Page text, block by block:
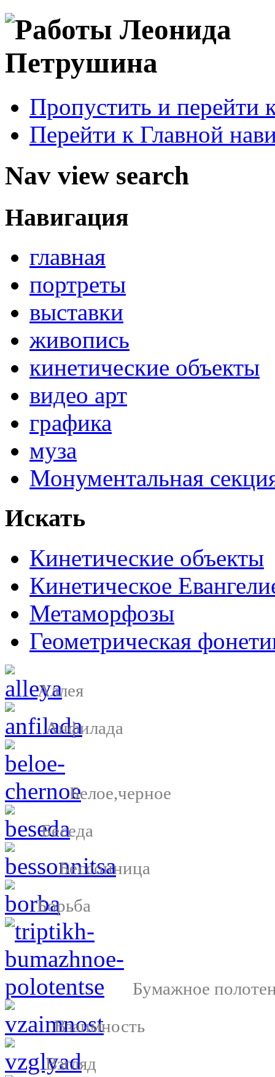
Пропустить и перейти
Перейти к Главной
Nav view search
Навигация
главная
портреты
выставки
живопись
кинетические объекты
видео арт
графика
муза
Монументальная
Искать
Кинетические объекты
Кинетическое
Метаморфозы
Геометрическая
Аллея
Анфилада
Белое,черное
Беседа
Бессонница
Борьба
Бумажное
Взаимность
Взгляд